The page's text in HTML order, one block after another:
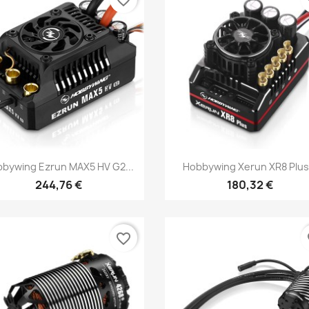
Aperçu rapide
Ezrun MAX5 HV G2...
244,76 €
Aperçu rapide
Hobbywing Xerun XR8
180,32 €
favorite_border